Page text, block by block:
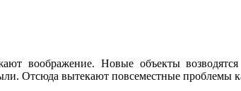
воображение. Новые объекты
Отсюда вытекают повсеместные проблемы